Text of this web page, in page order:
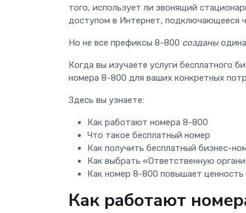
того, использует ли звонящий
доступом в Интернет, подключающееся
Но не все префиксы 8-800 созданы
Когда вы изучаете услуги бесплатного
номера 8-800 для ваших конкретных
Здесь вы узнаете:
Как работают номера 8-800
Что такое бесплатный номер
Как получить бесплатный бизнес-
Как выбрать «Ответственную
Как номер 8-800 повышает ценность
Как работают